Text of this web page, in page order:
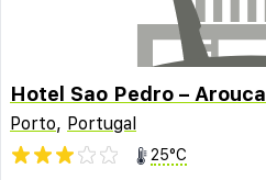
Hotel Sao Pedro – Arouca
Porto, Portugal
25°C